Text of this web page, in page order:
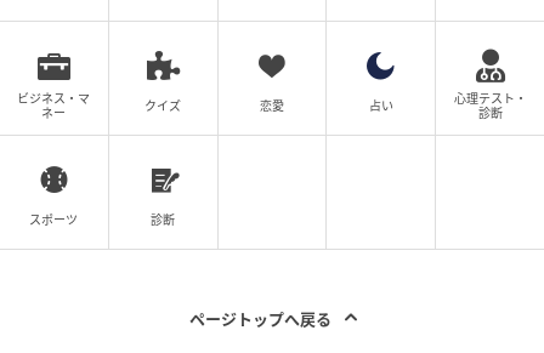
ビジネス・マ
ネー
クイズ 恋愛 占い
心理テスト・
診断
スポーツ 診断
ページトップへ戻る